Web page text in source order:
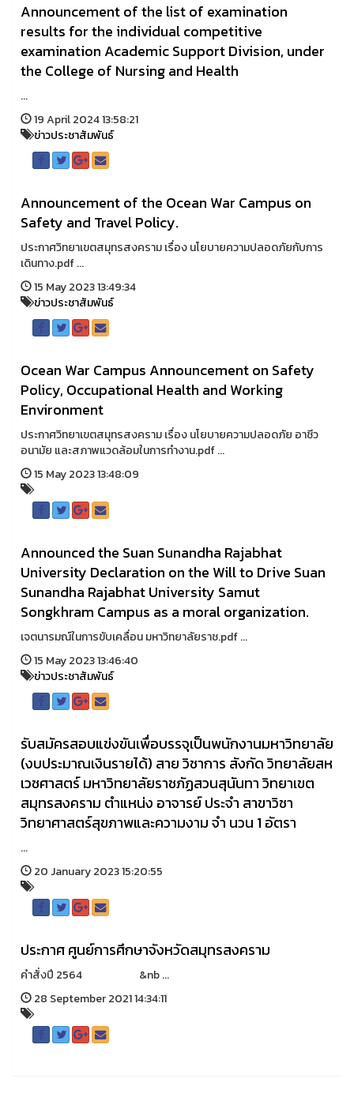
Announcement of the list of examination
results for the individual competitive
examination Academic Support Division, under
the College of Nursing and Health
...
19 April 2024 13:58:21
ข่าวประชาสัมพันธ์
Announcement of the Ocean War Campus on
Safety and Travel Policy.
ประกาศวิทยาเขตสมุทรสงคราม เรื่อง นโยบายความปลอดภัยกับการ
เดินทาง.pdf ...
15 May 2023 13:49:34
ข่าวประชาสัมพันธ์
Ocean War Campus Announcement on Safety
Policy, Occupational Health and Working
Environment
ประกาศวิทยาเขตสมุทรสงคราม เรื่อง นโยบายความปลอดภัย อาชีว
อนามัย และสภาพแวดล้อมในการทำงาน.pdf ...
15 May 2023 13:48:09
Announced the Suan Sunandha Rajabhat
University Declaration on the Will to Drive Suan
Sunandha Rajabhat University Samut
Songkhram Campus as a moral organization.
เจตนารมณ์ในการขับเคลื่อน มหาวิทยาลัยราช.pdf ...
15 May 2023 13:46:40
ข่าวประชาสัมพันธ์
รับสมัครสอบแข่งขันเพื่อบรรจุเป็นพนักงานมหาวิทยาลัย
(งบประมาณเงินรายได้) สาย วิชาการ สังกัด วิทยาลัยสห
เวชศาสตร์ มหาวิทยาลัยราชภัฏสวนสุนันทา วิทยาเขต
สมุทรสงคราม ตำแหน่ง อาจารย์ ประจำ สาขาวิชา
วิทยาศาสตร์สุขภาพและความงาม จำ นวน 1 อัตรา
...
20 January 2023 15:20:55
ประกาศ ศูนย์การศึกษาจังหวัดสมุทรสงคราม
คำสั่งปี 2564 &nb ...
28 September 2021 14:34:11